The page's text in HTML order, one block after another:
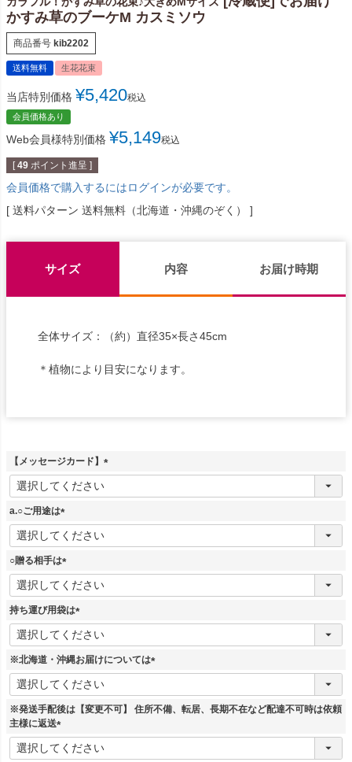
かすみ草のブーケM カスミソウ
商品番号 kib2202
送料無料 生花花束
当店特別価格 ¥5,420税込
会員価格あり
Web会員様特別価格 ¥5,149税込
[ 49 ポイント進呈 ]
会員価格で購入するにはログインが必要です。
送料パターン 送料無料（北海道・沖縄のぞく）
サイズ 内容 お届け時期
全体サイズ：（約）直径35×長さ45cm
＊植物により目安になります。
【メッセージカード】
(
a.○ご用途は
(
必
須
○贈る相手は
(
必
須
持ち運び用袋は
(
必
須
※北海道・沖縄お届けについては
(
須
※発送手配後は【変更不可】 住所不備、転居、長期不在など配達不可時は依頼
主様に返送
(
必